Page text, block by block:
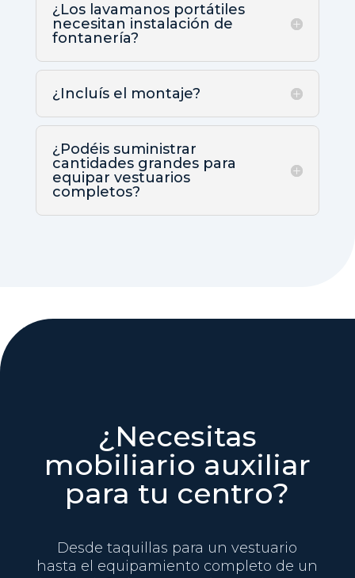
¿Los lavamanos portátiles
necesitan instalación de
fontanería?
¿Incluís el montaje?
¿Podéis suministrar
cantidades grandes para
equipar vestuarios
completos?
¿Necesitas
mobiliario auxiliar
para tu centro?
Desde taquillas para un vestuario
hasta el equipamiento completo de un